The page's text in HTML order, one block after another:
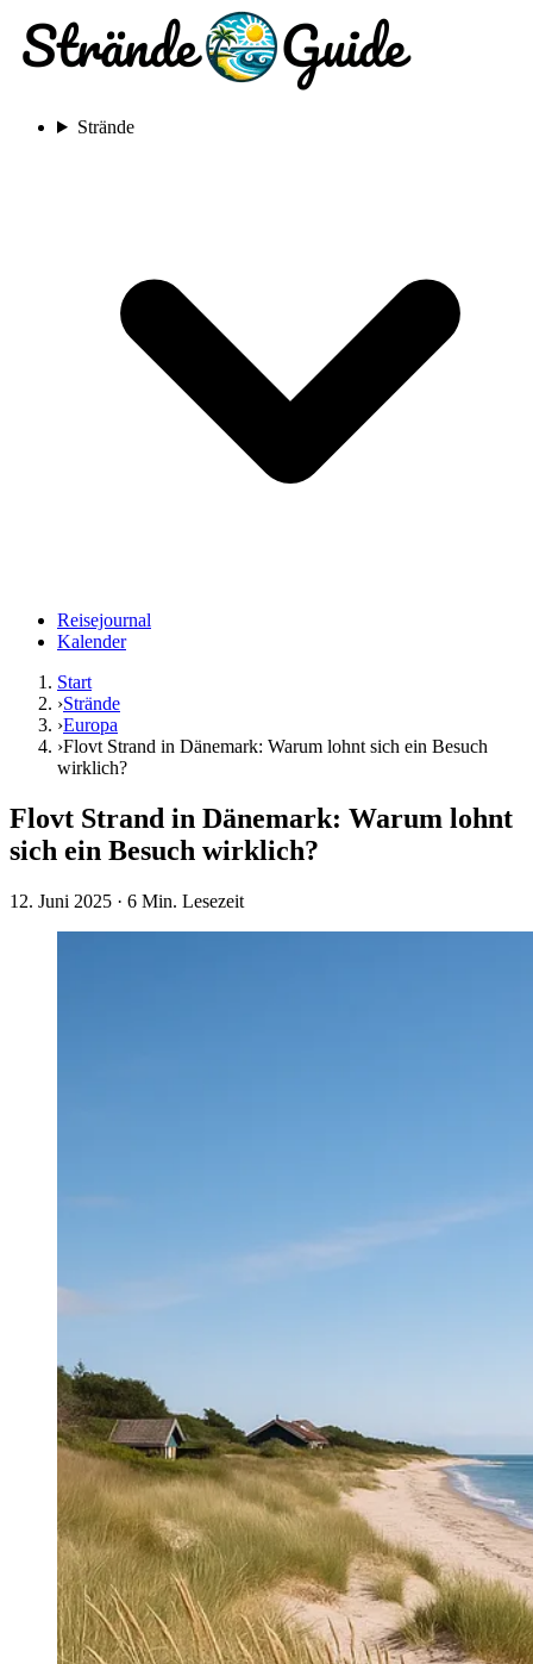
Strände
Reisejournal
Kalender
Start
›Strände
›Europa
›Flovt Strand in Dänemark: Warum lohnt sich ein Besuch
wirklich?
Flovt Strand in Dänemark: Warum lohnt
sich ein Besuch wirklich?
12. Juni 2025 · 6 Min. Lesezeit